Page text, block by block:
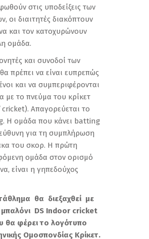
στις υποδείξεις των
οι διαιτητές διακόπτουν
και τον κατοχυρώνουν
ομάδα.
και συνοδοί των
πρέπει να είναι ευπρεπώς
και να συμπεριφέρονται
με το πνεύμα του κρίκετ
Απαγορεύεται το
Η ομάδα που κάνει batting
για τη συμπλήρωση
του σκορ. Η πρώτη
ομάδα στον ορισμό
είναι η γηπεδούχος
θα διεξαχθεί με
DS Indoor cricket
θα φέρει το λογότυπο
Ομοσπονδίας Κρίκετ.